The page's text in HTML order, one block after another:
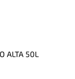
ALTA 50L